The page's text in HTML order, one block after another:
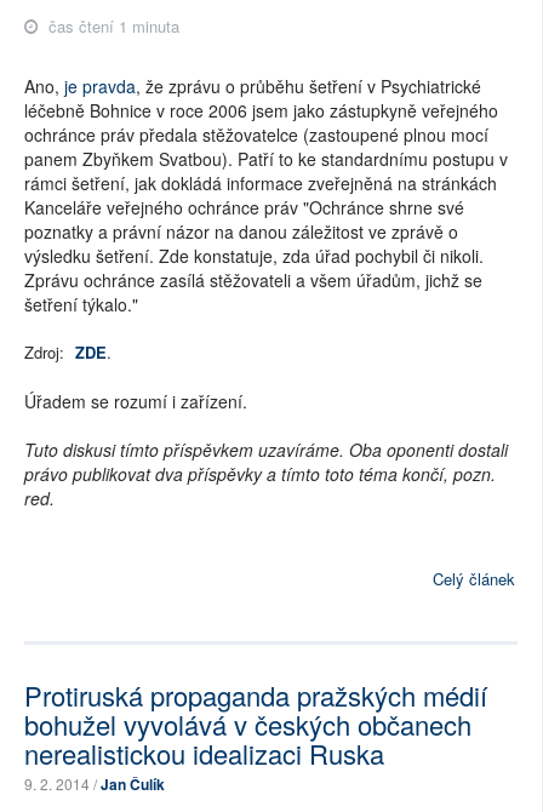
čas čtení 1 minuta
Ano, je pravda, že zprávu o průběhu šetření v Psychiatrické
léčebně Bohnice v roce 2006 jsem jako zástupkyně veřejného
ochránce práv předala stěžovatelce (zastoupené plnou mocí
panem Zbyňkem Svatbou). Patří to ke standardnímu postupu v
rámci šetření, jak dokládá informace zveřejněná na stránkách
Kanceláře veřejného ochránce práv "Ochránce shrne své
poznatky a právní názor na danou záležitost ve zprávě o
výsledku šetření. Zde konstatuje, zda úřad pochybil či nikoli.
Zprávu ochránce zasílá stěžovateli a všem úřadům, jichž se
šetření týkalo."
Zdroj: ZDE.
Úřadem se rozumí i zařízení.
Tuto diskusi tímto příspěvkem uzavíráme. Oba oponenti dostali
právo publikovat dva příspěvky a tímto toto téma končí, pozn.
red.
Celý článek
Protiruská propaganda pražských médií
bohužel vyvolává v českých občanech
nerealistickou idealizaci Ruska
9. 2. 2014 /Jan Čulík